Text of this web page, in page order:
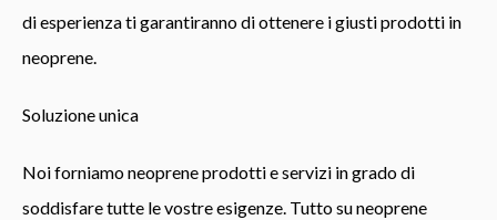
di esperienza ti garantiranno di ottenere i giusti prodotti in
neoprene.
Soluzione unica
Noi forniamoneopreneprodotti e servizi in grado di
soddisfare tutte le vostre esigenze. Tutto suneoprene